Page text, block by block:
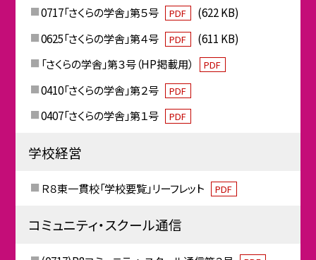
0717「さくらの学舎」第５号 PDF
(622 KB)
0625「さくらの学舎」第４号
PDF
(611 KB)
「さくらの学舎」第３号（HP掲載用）
PDF
0410「さくらの学舎」第２号 PDF
0407「さくらの学舎」第１号 PDF
学校経営
Ｒ８東一貫校「学校要覧」リーフレット PDF
コミュニティ・スクール通信